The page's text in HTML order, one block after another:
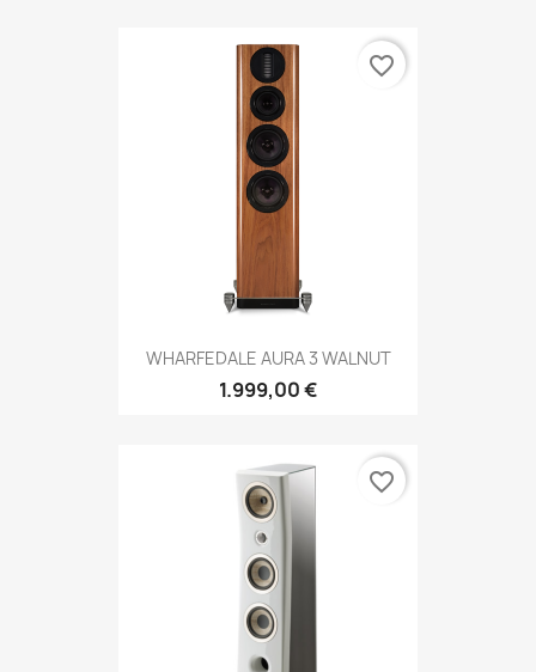
WHARFEDALE AURA 3 WALNUT
1.999,00 €
favorite_border
favorite_border